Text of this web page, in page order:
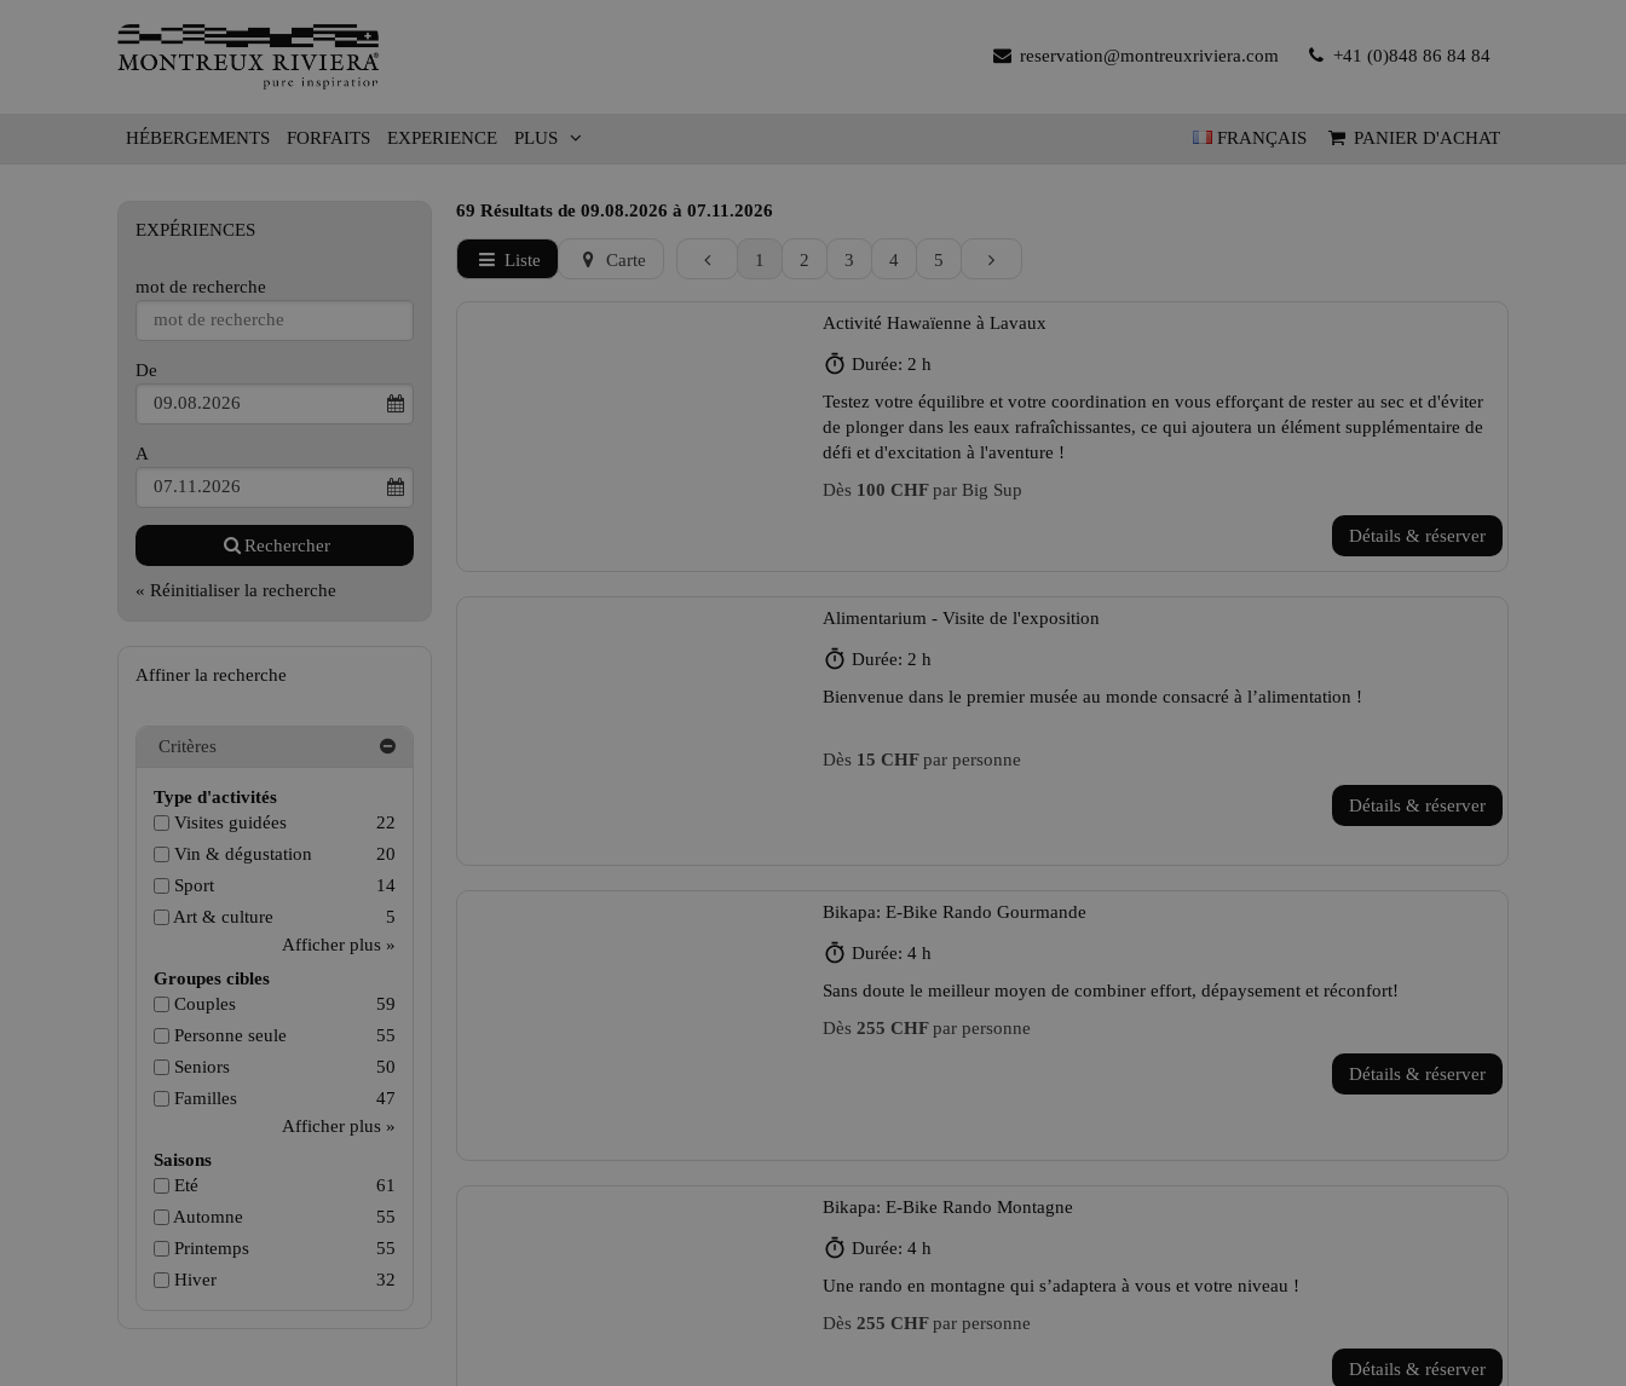
reservation@montreuxriviera.com +41 (0)848 86 84 84
FRANÇAIS PANIER D'ACHAT
HÉBERGEMENTS FORFAITS EXPERIENCE PLUS
69 Résultats de 09.08.2026 à 07.11.2026
Liste Carte 1 2 3 4 5
Activité Hawaïenne à Lavaux
Durée: 2 h
Testez votre équilibre et votre coordination en vous efforçant de rester au sec et d'éviter
de plonger dans les eaux rafraîchissantes, ce qui ajoutera un élément supplémentaire de
défi et d'excitation à l'aventure !
Dès 100 CHF par Big Sup
Détails & réserver
Alimentarium - Visite de l'exposition
Durée: 2 h
Bienvenue dans le premier musée au monde consacré à l’alimentation !
Dès 15 CHF par personne
Détails & réserver
Bikapa: E-Bike Rando Gourmande
Durée: 4 h
Sans doute le meilleur moyen de combiner effort, dépaysement et réconfort!
Dès 255 CHF par personne
Détails & réserver
Bikapa: E-Bike Rando Montagne
Durée: 4 h
Une rando en montagne qui s’adaptera à vous et votre niveau !
Dès 255 CHF par personne
Détails & réserver
EXPÉRIENCES
mot de recherche
De
A
Rechercher
« Réinitialiser la recherche
Affiner la recherche
Critères
Type d'activités
22
Visites guidées
20
Vin & dégustation
14
Sport
5
Art & culture
Afficher plus »
Groupes cibles
59
Couples
55
Personne seule
50
Seniors
47
Familles
Afficher plus »
Saisons
61
Eté
55
Automne
55
Printemps
32
Hiver